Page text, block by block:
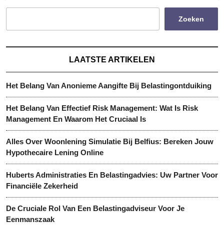
Zoeken
LAATSTE ARTIKELEN
Het Belang Van Anonieme Aangifte Bij Belastingontduiking
Het Belang Van Effectief Risk Management: Wat Is Risk
Management En Waarom Het Cruciaal Is
Alles Over Woonlening Simulatie Bij Belfius: Bereken Jouw
Hypothecaire Lening Online
Huberts Administraties En Belastingadvies: Uw Partner Voor
Financiële Zekerheid
De Cruciale Rol Van Een Belastingadviseur Voor Je
Eenmanszaak